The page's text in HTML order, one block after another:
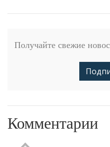
Получайте свежие
Комментарии